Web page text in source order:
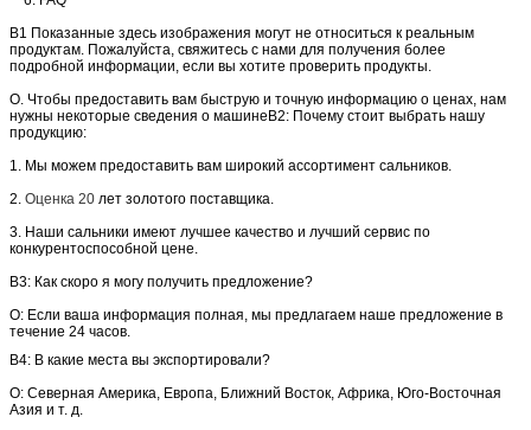
В1 Показанные здесь изображения могут не относиться к реальным
продуктам. Пожалуйста, свяжитесь с нами для получения более
подробной информации, если вы хотите проверить продукты.
О. Чтобы предоставить вам быструю и точную информацию о ценах, нам
нужны некоторые сведения о машинеВ2: Почему стоит выбрать нашу
продукцию:
1. Мы можем предоставить вам широкий ассортимент сальников.
2. Оценка 20 лет золотого поставщика.
3. Наши сальники имеют лучшее качество и лучший сервис по
конкурентоспособной цене.
В3: Как скоро я могу получить предложение?
О: Если ваша информация полная, мы предлагаем наше предложение в
течение 24 часов.
В4: В какие места вы экспортировали?
О: Северная Америка, Европа, Ближний Восток, Африка, Юго-Восточная
Азия и т. д.